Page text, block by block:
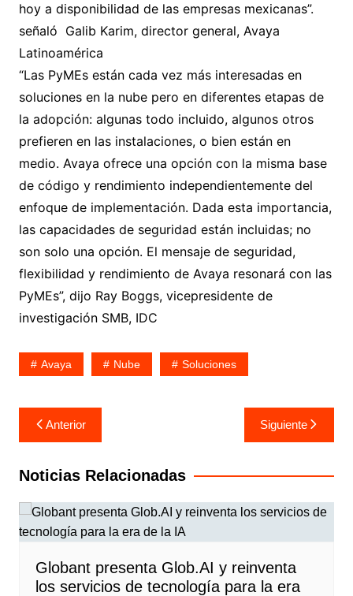
hoy a disponibilidad de las empresas mexicanas”.
señaló Galib Karim, director general, Avaya
Latinoamérica
“Las PyMEs están cada vez más interesadas en
soluciones en la nube pero en diferentes etapas de
la adopción: algunas todo incluido, algunos otros
prefieren en las instalaciones, o bien están en
medio. Avaya ofrece una opción con la misma base
de código y rendimiento independientemente del
enfoque de implementación. Dada esta importancia,
las capacidades de seguridad están incluidas; no
son solo una opción. El mensaje de seguridad,
flexibilidad y rendimiento de Avaya resonará con las
PyMEs”, dijo Ray Boggs, vicepresidente de
investigación SMB, IDC
Avaya Nube Soluciones
Navegación
de
entradas
Anterior Siguiente
Noticias Relacionadas
Globant presenta Glob.AI y reinventa
los servicios de tecnología para la era